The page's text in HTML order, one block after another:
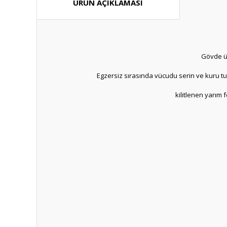
ÜRÜN AÇIKLAMASI
Gövde
Egzersiz sırasında vücudu serin ve kuru
kilitlenen yarım